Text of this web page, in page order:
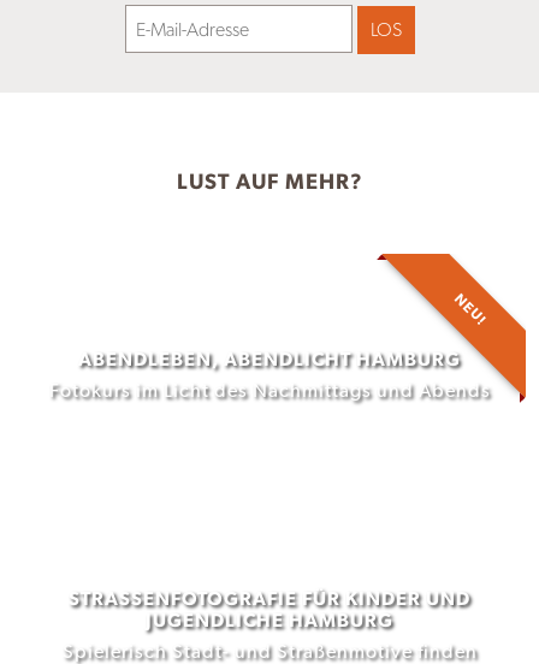
LUST AUF MEHR?
ABENDLEBEN, ABENDLICHT HAMBURG
Fotokurs im Licht des Nachmittags und Abends
NEU!
STRASSENFOTOGRAFIE FÜR KINDER UND J
UGENDLICHE HAMBURG
Spielerisch Stadt- und Straßenmotive finden